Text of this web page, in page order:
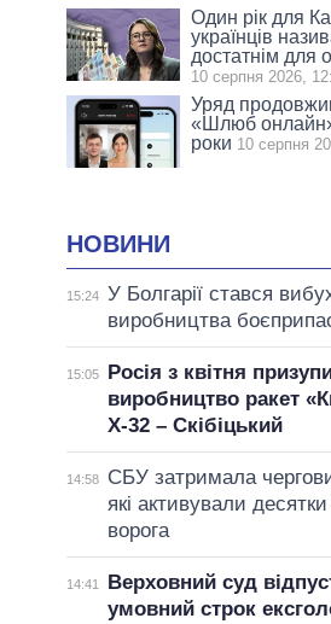
Один рік для
українців
достатнім для
10 серпня 2026,
Уряд
«Шлюб
роки 10 серпня
НОВИНИ
15:24 У Болгарії стався
виробництва
15:05
Росія з квітня
виробництво ракет
Х-32 – Скібіцький
14:58
СБУ затримала
які активували
ворога
14:41
Верховний суд
умовний строк